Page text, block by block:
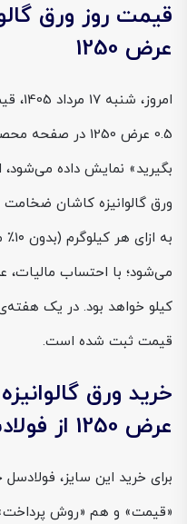
عرض 1250
0.5 عرض 1250 در
بگیرید» نمایش داده
به
قیمت ثبت شده است.
عرض 1250 از فولادسل
برای خرید این سایز،
«قیمت» و هم «روش